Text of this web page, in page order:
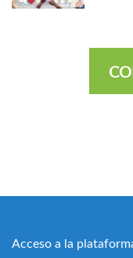
Acceso a la